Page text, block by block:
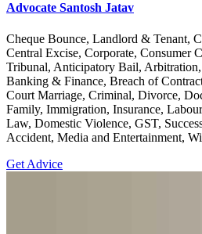
Advocate Santosh Jatav
Cheque Bounce, Landlord & Tenant,
Central Excise, Corporate, Consumer
Tribunal, Anticipatory Bail,
Banking & Finance, Breach of
Court Marriage, Criminal, Divorce,
Family, Immigration, Insurance,
Law, Domestic Violence, GST,
Accident, Media and Entertainment,
Get Advice